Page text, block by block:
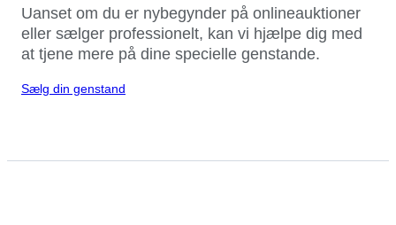
Uanset om du er nybegynder på onlineauktioner
eller sælger professionelt, kan vi hjælpe dig med
at tjene mere på dine specielle genstande.
Sælg din genstand